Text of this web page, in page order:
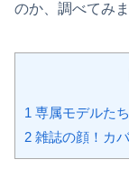
のか、調べてみま
1 専属モデルたち
2 雑誌の顔！カ